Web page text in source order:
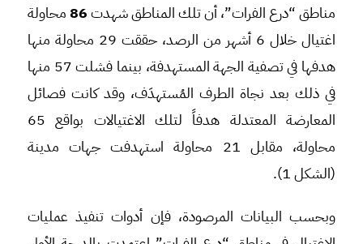
مناطق “درع الفرات”، أن تلك المناطق شهدت86محاولة
اغتيال خلال 6 أشهر من الرصد، حققت 29 محاولة منها
هدفها في تصفية الجهة المستهدفة، بينما فشلت 57 منها
في ذلك بعد نجاة الطرف المُستهدَف، وقد كانت فصائل
المعارضة المعتدلة هدفاً لتلك الاغتيالات بواقع 65
محاولة، مقابل 21 محاولة استهدفت جهات مدينة
(الشكل 1).
وبحسب البيانات المرصودة، فإن أدوات تنفيذ عمليات